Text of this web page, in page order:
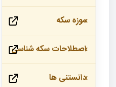
موزه سکه
اصطلاحات سکه شناسی
دانستنی ها